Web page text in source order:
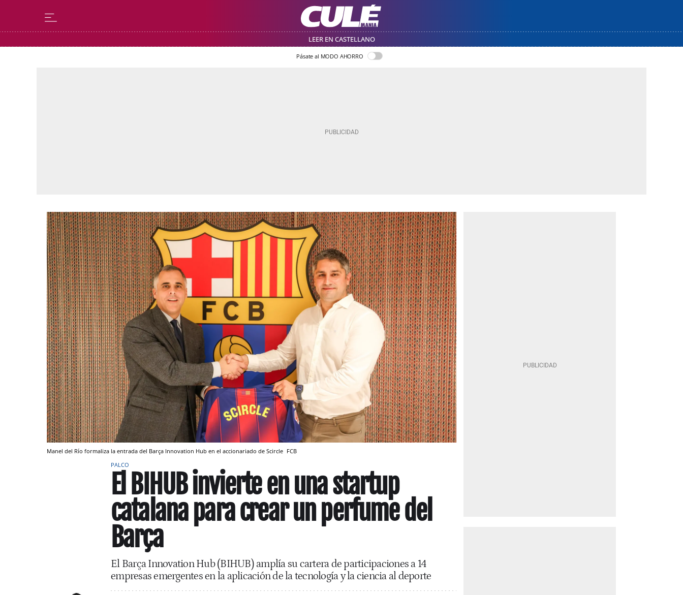
LEER EN CASTELLANO
Pásate al MODO AHORRO
Manel del Río formaliza la entrada del Barça Innovation Hub en el accionariado de Scircle FCB
PALCO
El BIHUB invierte en una startup
catalana para crear un perfume del
Barça
El Barça Innovation Hub (BIHUB) amplía su cartera de participaciones a 14
empresas emergentes en la aplicación de la tecnología y la ciencia al deporte